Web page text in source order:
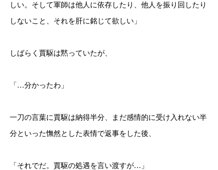
しい。そして軍師は他人に依存したり、他人を振り回したり
しないこと、それを肝に銘じて欲しい」
しばらく賈駆は黙っていたが、
「…分かったわ」
一刀の言葉に賈駆は納得半分、まだ感情的に受け入れない半
分といった憮然とした表情で返事をした後、
「それでだ。賈駆の処遇を言い渡すが…」